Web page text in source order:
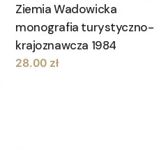
Ziemia Wadowicka
monografia turystyczno-
krajoznawcza 1984
28.00 zł